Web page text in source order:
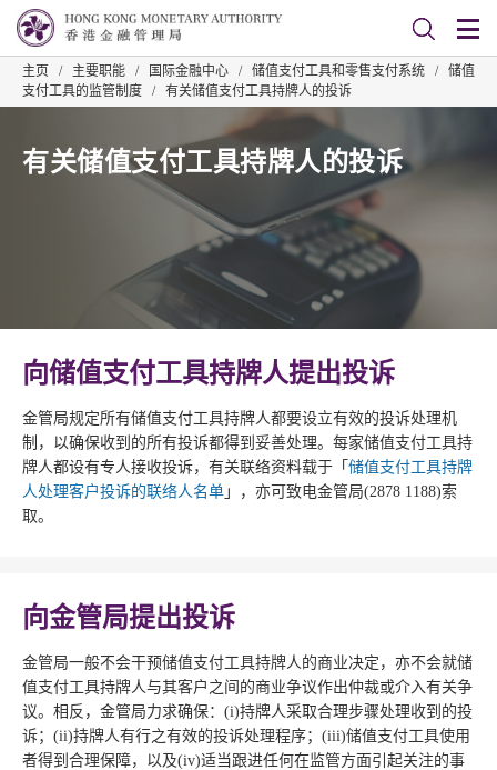
主页 / 主要职能 / 国际金融中心 / 储值支付工具和零售支付系统 /
储值
支付工具的监管制度
/ 有关储值支付工具持牌人的投诉
有关储值支付工具持牌人的投诉
向储值支付工具持牌人提出投诉
金管局规定所有储值支付工具持牌人都要设立有效的投诉处理机
制，以确保收到的所有投诉都得到妥善处理。每家储值支付工具持
牌人都设有专人接收投诉，有关联络资料载于「 储值支付工具持牌
人处理客户投诉的联络人名单 」，亦可致电金管局(2878 1188)索
取。
向金管局提出投诉
金管局一般不会干预储值支付工具持牌人的商业决定，亦不会就储
值支付工具持牌人与其客户之间的商业争议作出仲裁或介入有关争
议。相反，金管局力求确保：(i)持牌人采取合理步骤处理收到的投
诉；(ii)持牌人有行之有效的投诉处理程序；(iii)储值支付工具使用
者得到合理保障，以及(iv)适当跟进任何在监管方面引起关注的事